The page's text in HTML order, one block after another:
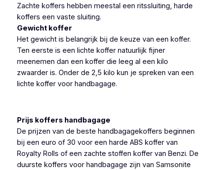
Zachte koffers hebben meestal een ritssluiting, harde
koffers een vaste sluiting.
Gewicht koffer
Het gewicht is belangrijk bij de keuze van een koffer.
Ten eerste is een lichte koffer natuurlijk fijner
meenemen dan een koffer die leeg al een kilo
zwaarder is. Onder de 2,5 kilo kun je spreken van een
lichte koffer voor handbagage.
Prijs koffers handbagage
De prijzen van de beste handbagagekoffers beginnen
bij een euro of 30 voor een harde ABS koffer van
Royalty Rolls of een zachte stoffen koffer van Benzi. De
duurste koffers voor handbagage zijn van Samsonite